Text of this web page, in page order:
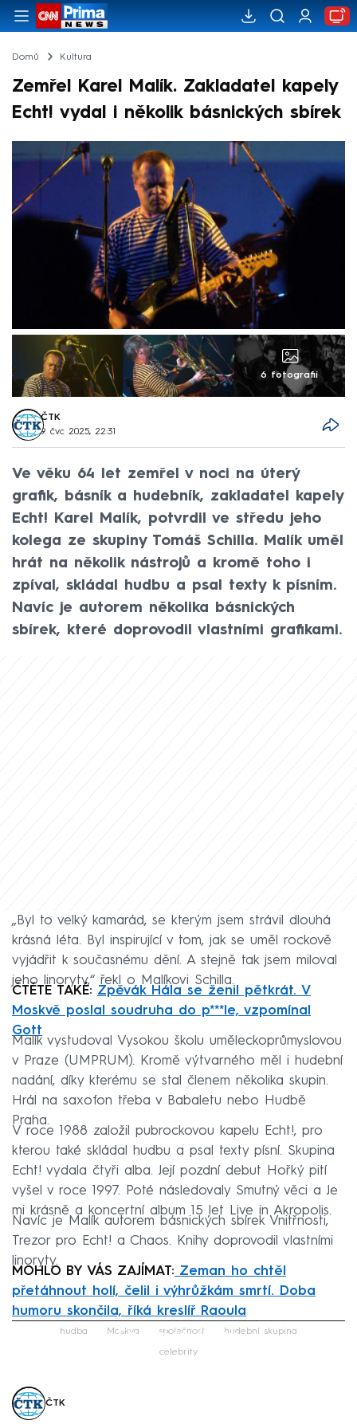
Domů Kultura
Zemřel Karel Malík. Zakladatel kapely
Echt! vydal i několik básnických sbírek
6 fotografií
ČTK
9. čvc 2025, 22:31
Ve věku 64 let zemřel v noci na úterý
grafik, básník a hudebník, zakladatel kapely
Echt! Karel Malík, potvrdil ve středu jeho
kolega ze skupiny Tomáš Schilla. Malík uměl
hrát na několik nástrojů a kromě toho i
zpíval, skládal hudbu a psal texty k písním.
Navíc je autorem několika básnických
sbírek, které doprovodil vlastními grafikami.
„Byl to velký kamarád, se kterým jsem strávil dlouhá
krásná léta. Byl inspirující v tom, jak se uměl rockově
vyjádřit k současnému dění. A stejně tak jsem miloval
jeho linoryty,“ řekl o Malíkovi Schilla.
ČTĚTE TAKÉ: Zpěvák Hála se ženil pětkrát. V
Moskvě poslal soudruha do p***le, vzpomínal
Gott
Malík vystudoval Vysokou školu uměleckoprůmyslovou
v Praze (UMPRUM). Kromě výtvarného měl i hudební
nadání, díky kterému se stal členem několika skupin.
Hrál na saxofon třeba v Babaletu nebo Hudbě
Praha.
V roce 1988 založil pubrockovou kapelu Echt!, pro
kterou také skládal hudbu a psal texty písní. Skupina
Echt! vydala čtyři alba. Její pozdní debut Hořký pití
vyšel v roce 1997. Poté následovaly Smutný věci a Je
mi krásně a koncertní album 15 let Live in Akropolis.
Navíc je Malík autorem básnických sbírek Vnitřnosti,
Trezor pro Echt! a Chaos. Knihy doprovodil vlastními
linoryty.
MOHLO BY VÁS ZAJÍMAT: Zeman ho chtěl
přetáhnout holí, čelil i výhrůžkám smrtí. Doba
humoru skončila, říká kreslíř Raoula
Failed to fetch
hudba Moskva společnost hudební skupina
celebrity
ČTK